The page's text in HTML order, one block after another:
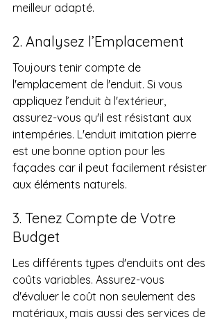
meilleur adapté.
2. Analysez l’Emplacement
Toujours tenir compte de
l'emplacement de l'enduit. Si vous
appliquez l’enduit à l'extérieur,
assurez-vous qu'il est résistant aux
intempéries. L'enduit imitation pierre
est une bonne option pour les
façades car il peut facilement résister
aux éléments naturels.
3. Tenez Compte de Votre
Budget
Les différents types d'enduits ont des
coûts variables. Assurez-vous
d'évaluer le coût non seulement des
matériaux, mais aussi des services de